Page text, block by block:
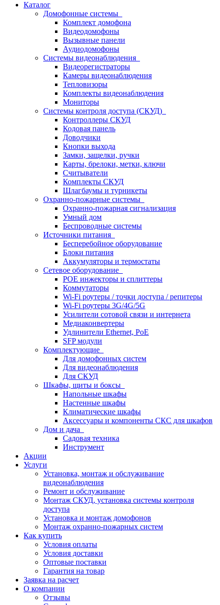
Каталог
Домофонные системы
Комплект домофона
Видеодомофоны
Вызывные панели
Аудиодомофоны
Системы видеонаблюдения
Видеорегистраторы
Камеры видеонаблюдения
Тепловизоры
Комплекты видеонаблюдения
Мониторы
Системы контроля доступа (СКУД)
Контроллеры СКУД
Кодовая панель
Доводчики
Кнопки выхода
Замки, защелки, ручки
Карты, брелоки, метки, ключи
Считыватели
Комплекты СКУД
Шлагбаумы и турникеты
Охранно-пожарные системы
Охранно-пожарная сигнализация
Умный дом
Беспроводные системы
Источники питания
Бесперебойное оборудование
Блоки питания
Аккумуляторы и термостаты
Сетевое оборудование
POE инжекторы и сплиттеры
Коммутаторы
Wi-Fi роутеры / точки доступа / репитеры
Wi-Fi роутеры 3G/4G/5G
Усилители сотовой связи и интернета
Медиаконвертеры
Удлинители Ethernet, PoE
SFP модули
Комплектующие
Для домофонных систем
Для видеонаблюдения
Для СКУД
Шкафы, щиты и боксы
Напольные шкафы
Настенные шкафы
Климатические шкафы
Аксессуары и компоненты СКС для шкафов
Дом и дача
Садовая техника
Инструмент
Акции
Услуги
Установка, монтаж и обслуживание
видеонаблюдения
Ремонт и обслуживание
Монтаж СКУД, установка системы контроля
доступа
Установка и монтаж домофонов
Монтаж охранно-пожарных систем
Как купить
Условия оплаты
Условия доставки
Оптовые поставки
Гарантия на товар
Заявка на расчет
О компании
Отзывы